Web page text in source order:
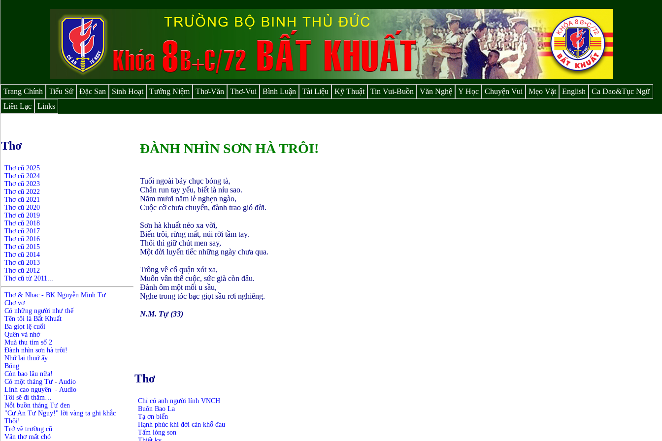
Trang Chính Tiểu Sử Đặc San Sinh Hoạt Tưởng Niệm Thơ-Văn Thơ-Vui Bình Luận Tài Liệu Kỹ Thuật Tin Vui-Buồn Văn Nghệ Y Học Chuyện Vui Mẹo Vặt English
Ca Dao&Tục Ngữ
Liên Lạc
Links
Thơ
Thơ cũ 2025
Thơ cũ 2024
Thơ cũ 2023
Thơ cũ 2022
Thơ cũ 2021
Thơ cũ 2020
Thơ cũ 2019
Thơ cũ 2018
Thơ cũ 2017
Thơ cũ 2016
Thơ cũ 2015
Thơ cũ 2014
Thơ cũ 2013
Thơ cũ 2012
Thơ cũ từ 2011...
Thơ & Nhạc - BK Nguyễn Minh Tự
Chơ vơ
Có những người như thế
Tên tôi là Bất Khuất
Ba giọt lệ cuối
Quên và nhớ
Muà thu tím số 2
Đành nhìn sơn hà trôi!
Nhớ lại thuở ấy
Bóng
Còn bao lâu nữa!
Có một tháng Tư - Audio
Lính cao nguyên - Audio
Tôi sẽ đi thăm…
Nỗi buồn tháng Tư đen
"Cư An Tư Nguy!" lời vàng ta ghi khắc
Thôi!
Trở về trường cũ
Văn thơ mất chó
ĐÀNH NHÌN SƠN HÀ TRÔI!
Tuổi ngoài bảy chục bóng tà,
Chân run tay yếu, biết là níu sao.
Năm mươi năm lẻ nghẹn ngào,
Cuộc cờ chưa chuyển, đành trao gió đời.
Sơn hà khuất nẻo xa vời,
Biển trôi, rừng mất, núi rời tầm tay.
Thôi thì giữ chút men say,
Một đời luyến tiếc những ngày chưa qua.
Trông về cố quận xót xa,
Muốn vần thế cuộc, sức già còn đâu.
Đành ôm một mối u sầu,
Nghe trong tóc bạc giọt sầu rơi nghiêng.
N.M. Tự (33)
Thơ
Chỉ có anh người lính VNCH
Buôn Bao La
Tạ ơn biển
Hạnh phúc khi đời càn khổ đau
Tấm lòng son